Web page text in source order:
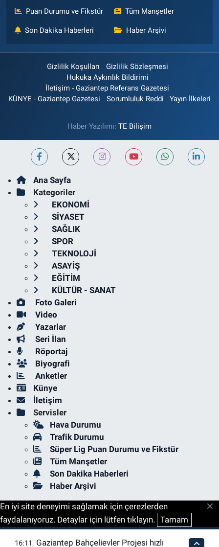
Puan Durumu ve Fikstür Tüm Manşetler
Son Dakika Haberleri Haber Arşivi
Gizlilik Koşulları
Gizlilik Sözleşmesi
Hukuka Aykırılık Bildirimi
İletişim - Gaziantep Referans Gazetesi
KÜNYE - Gaziantep Gazetesi
Sorumluluk Reddi Yayın İlkeleri
Haber Yazılımı: TE Bilişim
Ana Sayfa
Kategoriler
EKONOMİ
SİYASET
SAĞLIK
SPOR
TEKNOLOJİ
ASAYİŞ
EĞİTİM
KÜLTÜR - SANAT
Foto Galeri
Video
Yazarlar
Seri İlan
Röportaj
Biyografi
Anketler
Künye
İletişim
Servisler
Hava Durumu
Trafik Durumu
Süper Lig Puan Durumu ve Fikstür
Tüm Manşetler
Son Dakika Haberleri
Haber Arşivi
En iyi site deneyimi sağlamak için çerezlerden
faydalanıyoruz. Detaylar için lütfen tıklayın. Tamam
16:11 Gaziantep Bahçelievler Projesi hızlı